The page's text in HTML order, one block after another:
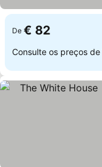
De € 82
Consulte os preços de